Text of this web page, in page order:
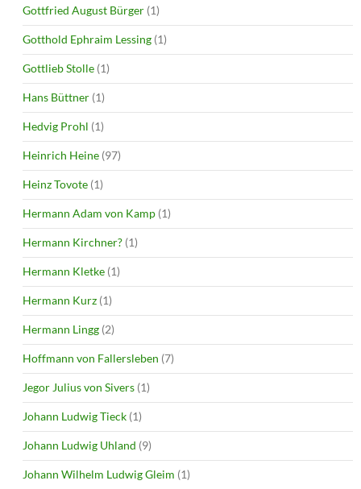
Gottfried August Bürger (1)
Gotthold Ephraim Lessing (1)
Gottlieb Stolle (1)
Hans Büttner (1)
Hedvig Prohl (1)
Heinrich Heine (97)
Heinz Tovote (1)
Hermann Adam von Kamp (1)
Hermann Kirchner? (1)
Hermann Kletke (1)
Hermann Kurz (1)
Hermann Lingg (2)
Hoffmann von Fallersleben (7)
Jegor Julius von Sivers (1)
Johann Ludwig Tieck (1)
Johann Ludwig Uhland (9)
Johann Wilhelm Ludwig Gleim (1)